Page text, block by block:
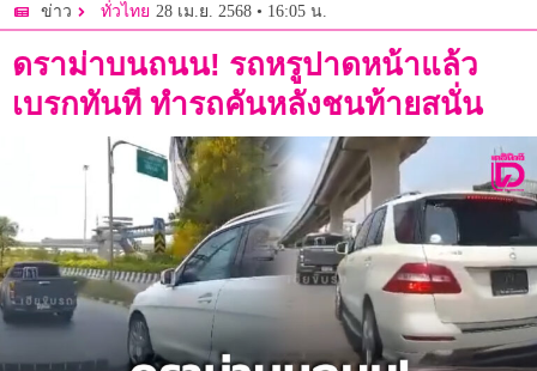
ข่าว ทั่วไทย 28 เม.ย. 2568 • 16:05 น.
ดราม่าบนถนน! รถหรูปาดหน้าแล้ว
เบรกทันที ทำรถคันหลังชนท้ายสนั่น